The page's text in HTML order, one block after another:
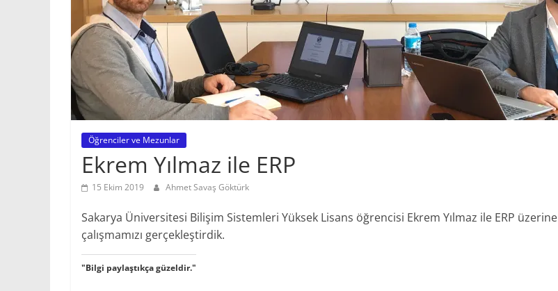
Öğrenciler ve Mezunlar
Ekrem Yılmaz ile ERP
15 Ekim 2019 Ahmet Savaş Göktürk
Sakarya Üniversitesi Bilişim Sistemleri Yüksek Lisans öğrencisi Ekrem Yılmaz ile ERP üzerine
çalışmamızı gerçekleştirdik.
"Bilgi paylaştıkça güzeldir."